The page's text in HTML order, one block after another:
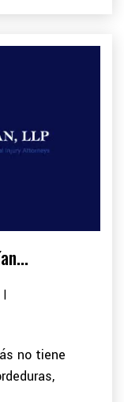
|
no tiene